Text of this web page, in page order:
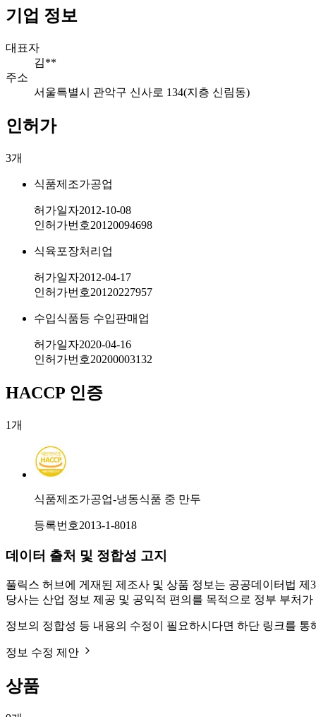
기업 정보
대표자
김**
주소
서울특별시 관악구 신사로 134(지층 신림동)
인허가
3개
식품제조가공업
허가일자2012-10-08
인허가번호20120094698
식육포장처리업
허가일자2012-04-17
인허가번호20120227957
수입식품등 수입판매업
허가일자2020-04-16
인허가번호20200003132
HACCP 인증
1개
식품제조가공업-냉동식품 중 만두
등록번호2013-1-8018
데이터 출처 및 정합성 고지
풀릭스 허브에 게재된 제조사 및 상품 정보는 공공데이터법
당사는 산업 정보 제공 및 공익적 편의를 목적으로 정부 부처
정보의 정합성 등 내용의 수정이 필요하시다면 하단 링크를
정보 수정 제안
상품